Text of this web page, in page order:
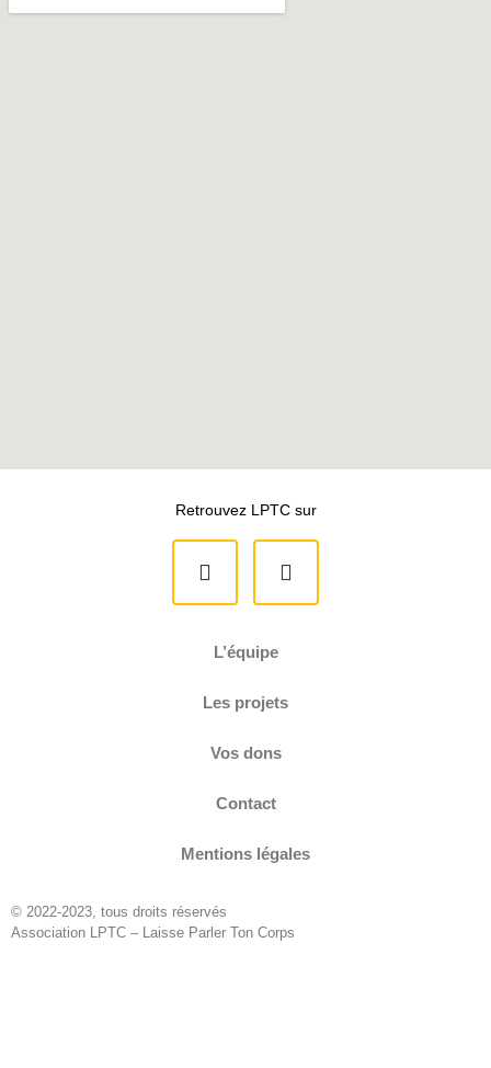
Retrouvez LPTC sur
L’équipe
Les projets
Vos dons
Contact
Mentions légales
© 2022-2023, tous droits réservés
Association LPTC – Laisse Parler Ton Corps